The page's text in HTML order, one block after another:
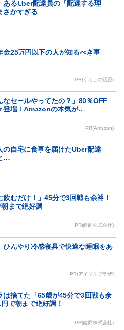
あるUber配達員の『配達する理
かすぎる
金25万円以下の人が知るべき事
PR(くらしの話題)
なセールやってたの？」80％OFF
登場！Amazonの本気が...
PR(Amazon)
の自宅に食事を届けたUber配達
…
飲むだけ！」45分で3回戦も余裕！
まで絶好調
PR(健商株式会社)
ひんやり冷感寝具で快適な睡眠をあ
PR(アイリスプラザ)
は捨てた「65歳が45分で3回戦も余
で朝まで絶好調！
PR(健商株式会社)